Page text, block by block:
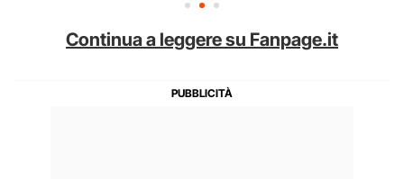
Continua a leggere su Fanpage.it